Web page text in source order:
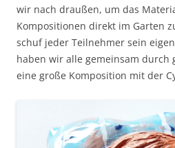
wir nach draußen, um das
Kompositionen direkt im Garten
schuf jeder Teilnehmer sein
haben wir alle gemeinsam durch
eine große Komposition mit der